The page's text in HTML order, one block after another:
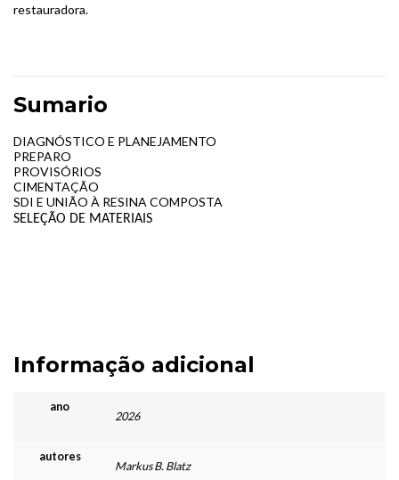
restauradora.
Sumario
DIAGNÓSTICO E PLANEJAMENTO
PREPARO
PROVISÓRIOS
CIMENTAÇÃO
SDI E UNIÃO À RESINA COMPOSTA
SELEÇÃO DE MATERIAIS
Informação adicional
ano
2026
autores
Markus B. Blatz